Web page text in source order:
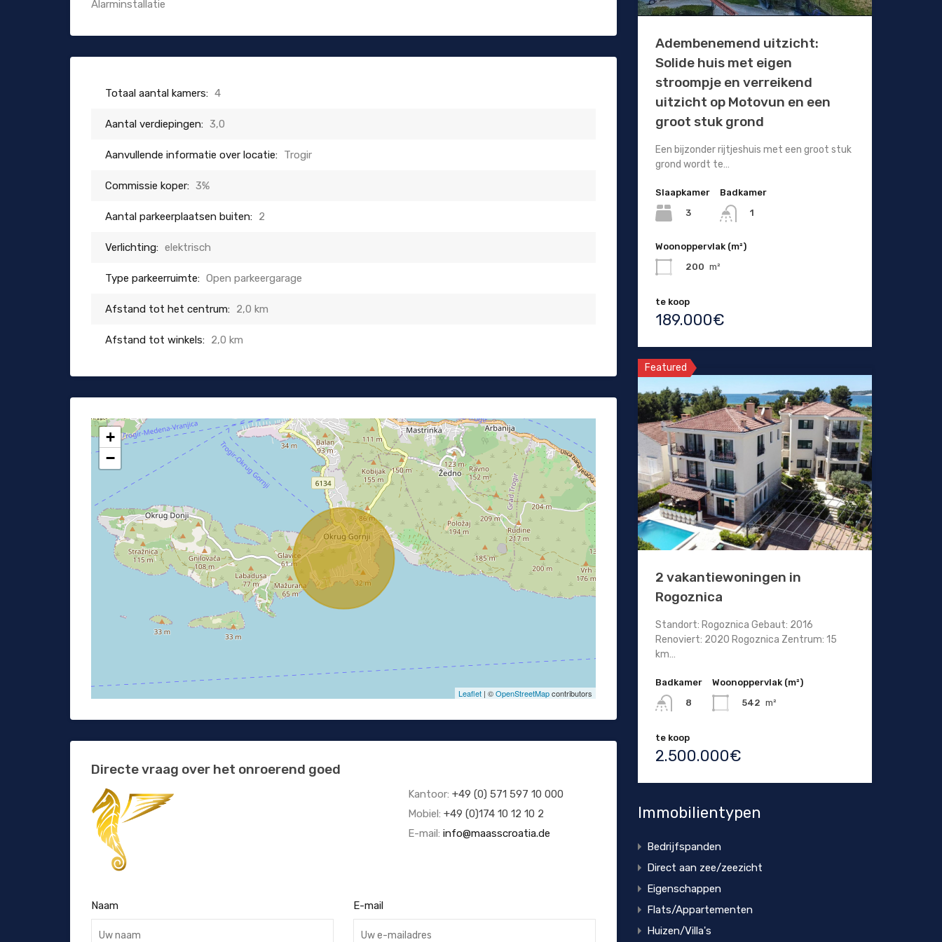
Alarminstallatie
Totaal aantal kamers: 4
Aantal verdiepingen: 3,0
Aanvullende informatie over locatie: Trogir
Commissie koper: 3%
Aantal parkeerplaatsen buiten: 2
Verlichting: elektrisch
Type parkeerruimte: Open parkeergarage
Afstand tot het centrum: 2,0 km
Afstand tot winkels: 2,0 km
+
−
Leaflet| ©OpenStreetMapcontributors
Directe vraag over het onroerend goed
Kantoor: +49 (0) 571 597 10 000
Mobiel: +49 (0)174 10 12 10 2
E-mail: info@maasscroatia.de
Naam E-mail
Adembenemend uitzicht:
Solide huis met eigen
stroompje en verreikend
uitzicht op Motovun en een
groot stuk grond
Een bijzonder rijtjeshuis met een groot stuk
grond wordt te…
Slaapkamer
3
Badkamer
1
Woonoppervlak (m²)
200 m²
te koop
189.000€
Featured
2 vakantiewoningen in
Rogoznica
Standort: Rogoznica Gebaut: 2016
Renoviert: 2020 Rogoznica Zentrum: 15
km…
Badkamer
8
Woonoppervlak (m²)
542 m²
te koop
2.500.000€
Immobilientypen
Bedrijfspanden
Direct aan zee/zeezicht
Eigenschappen
Flats/Appartementen
Huizen/Villa's